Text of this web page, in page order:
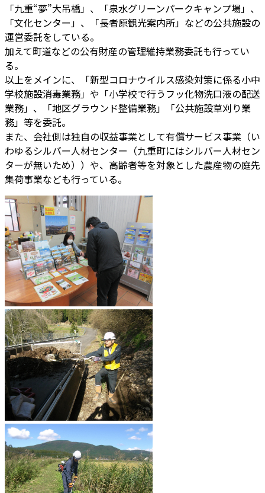
「九重“夢”大吊橋」、「泉水グリーンパークキャンプ場」、
「文化センター」、「長者原観光案内所」などの公共施設の
運営委託をしている。
加えて町道などの公有財産の管理維持業務委託も行ってい
る。
以上をメインに、「新型コロナウイルス感染対策に係る小中
学校施設消毒業務」や「小学校で行うフッ化物洗口液の配送
業務」、「地区グラウンド整備業務」「公共施設草刈り業
務」等を委託。
また、会社側は独自の収益事業として有償サービス事業（い
わゆるシルバー人材センター（九重町にはシルバー人材セン
ターが無いため））や、高齢者等を対象とした農産物の庭先
集荷事業なども行っている。